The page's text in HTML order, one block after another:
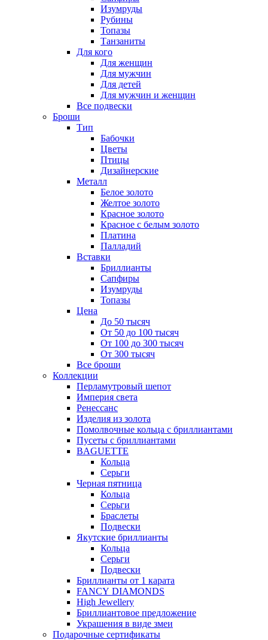
Изумруды
Рубины
Топазы
Танзаниты
Для кого
Для женщин
Для мужчин
Для детей
Для мужчин и женщин
Все подвески
Броши
Тип
Бабочки
Цветы
Птицы
Дизайнерские
Металл
Белое золото
Желтое золото
Красное золото
Красное с белым золото
Платина
Палладий
Вставки
Бриллианты
Сапфиры
Изумруды
Топазы
Цена
До 50 тысяч
От 50 до 100 тысяч
От 100 до 300 тысяч
От 300 тысяч
Все броши
Коллекции
Перламутровый шепот
Империя света
Ренессанс
Изделия из золота
Помолвочные кольца с бриллиантами
Пусеты с бриллиантами
BAGUETTE
Кольца
Серьги
Черная пятница
Кольца
Серьги
Браслеты
Подвески
Якутские бриллианты
Кольца
Серьги
Подвески
Бриллианты от 1 карата
FANCY DIAMONDS
High Jewellery
Бриллиантовое предложение
Украшения в виде змеи
Подарочные сертификаты